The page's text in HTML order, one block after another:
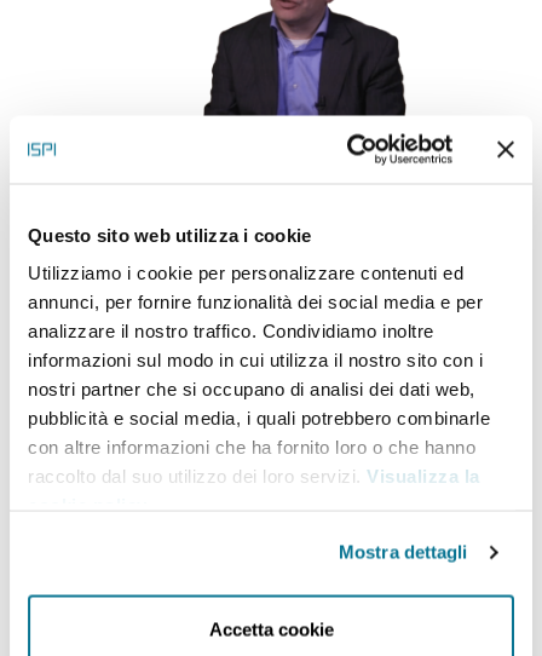
Questo sito web utilizza i cookie
Utilizziamo i cookie per personalizzare contenuti ed
annunci, per fornire funzionalità dei social media e per
analizzare il nostro traffico. Condividiamo inoltre
informazioni sul modo in cui utilizza il nostro sito con i
nostri partner che si occupano di analisi dei dati web,
pubblicità e social media, i quali potrebbero combinarle
con altre informazioni che ha fornito loro o che hanno
raccolto dal suo utilizzo dei loro servizi. Visualizza la
Mostra dettagli
Accetta cookie
Communications, Boston
Consulting Group, Boston
Consulting Group
Maikel Wilms has been with The Boston Consulting
Group since 1998. He is a core member of the
Technology, Media & Telecommunications practice.
for more than 15 years on multiple projects, with a
focus on network strategy and roll-out and on B2B
commercial strategies. These projects include